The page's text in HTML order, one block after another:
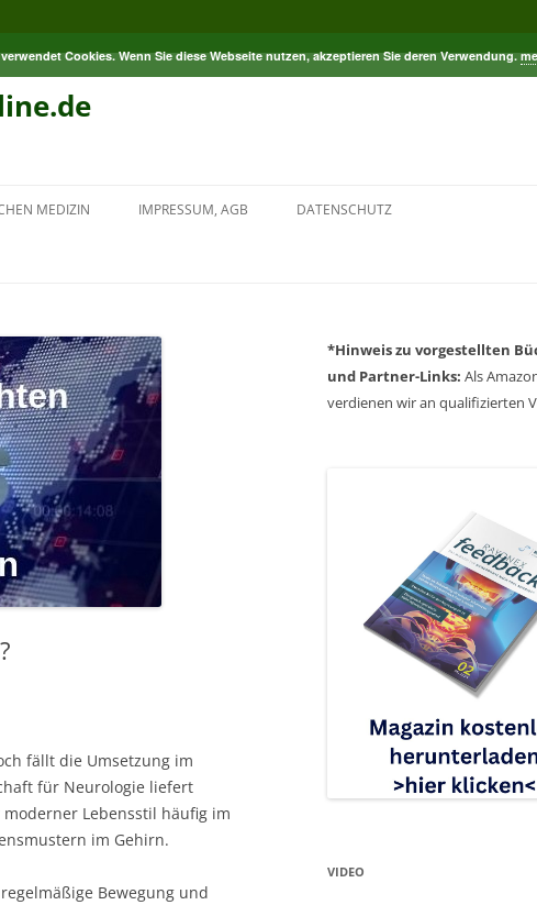
MEDIZIN IMPRESSUM, AGB DATENSCHUTZ
fällt die Umsetzung im
für Neurologie liefert
Lebensstil häufig im
im Gehirn.
Bewegung und
*Hinweis zu vorgestellten
und Partner-Links: Als
verdienen wir an qualifizierten
VIDEO
Cookies. Wenn Sie diese Webseite nutzen, akzeptieren Sie deren Verwendung.